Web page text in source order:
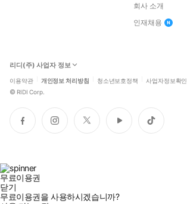
회사 소개
인재채용
리디(주) 사업자 정보
이용약관 개인정보 처리방침 청소년보호정책 사업자정보확인
© RIDI Corp.
페
이
인
스
트
위
유
튜
틱
톡
무료이용권
닫기
무료이용권을 사용하시겠습니까?